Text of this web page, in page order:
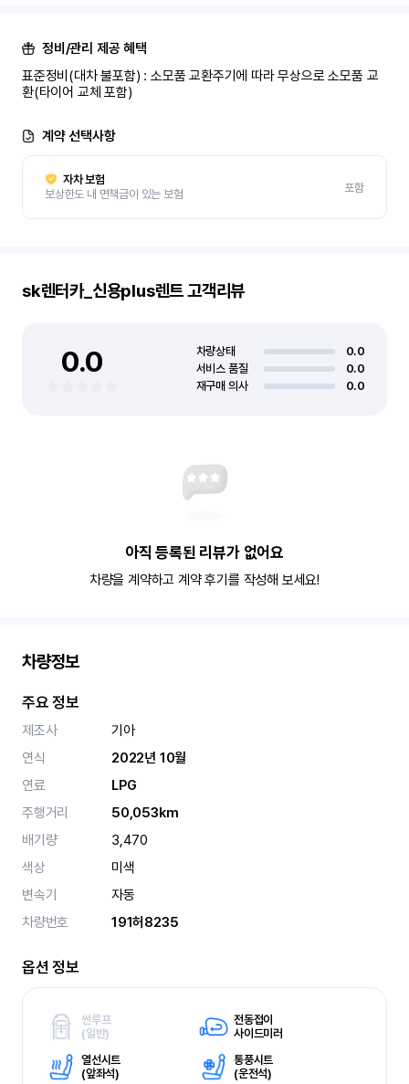
정비/관리 제공 혜택
표준정비(대차 불포함) : 소모품 교환주기에 따라 무상으로 소모품 교
환(타이어 교체 포함)
계약 선택사항
자차 보험
보상한도 내 면책금이 있는 보험
포함
sk렌터카_신용plus렌트고객리뷰
0.0 차량상태
0.0
서비스 품질
0.0
재구매 의사
0.0
아직 등록된 리뷰가 없어요
차량을 계약하고 계약 후기를 작성해 보세요!
차량정보
주요 정보
제조사
기아
연식
2022년 10월
연료
LPG
주행거리
50,053km
배기량
3,470
색상
미색
변속기
자동
차량번호
191허8235
옵션 정보
썬루프
(일반)
전동접이
사이드미러
열선시트
(앞좌석)
통풍시트
(운전석)